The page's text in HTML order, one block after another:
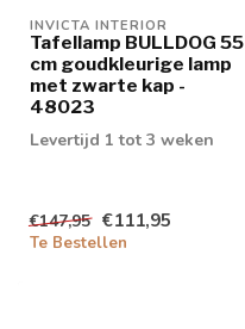
INVICTA INTERIOR
Tafellamp BULLDOG 55
cm goudkleurige lamp
met zwarte kap -
48023
Levertijd 1 tot 3 weken
€147,95 €111,95
Te Bestellen